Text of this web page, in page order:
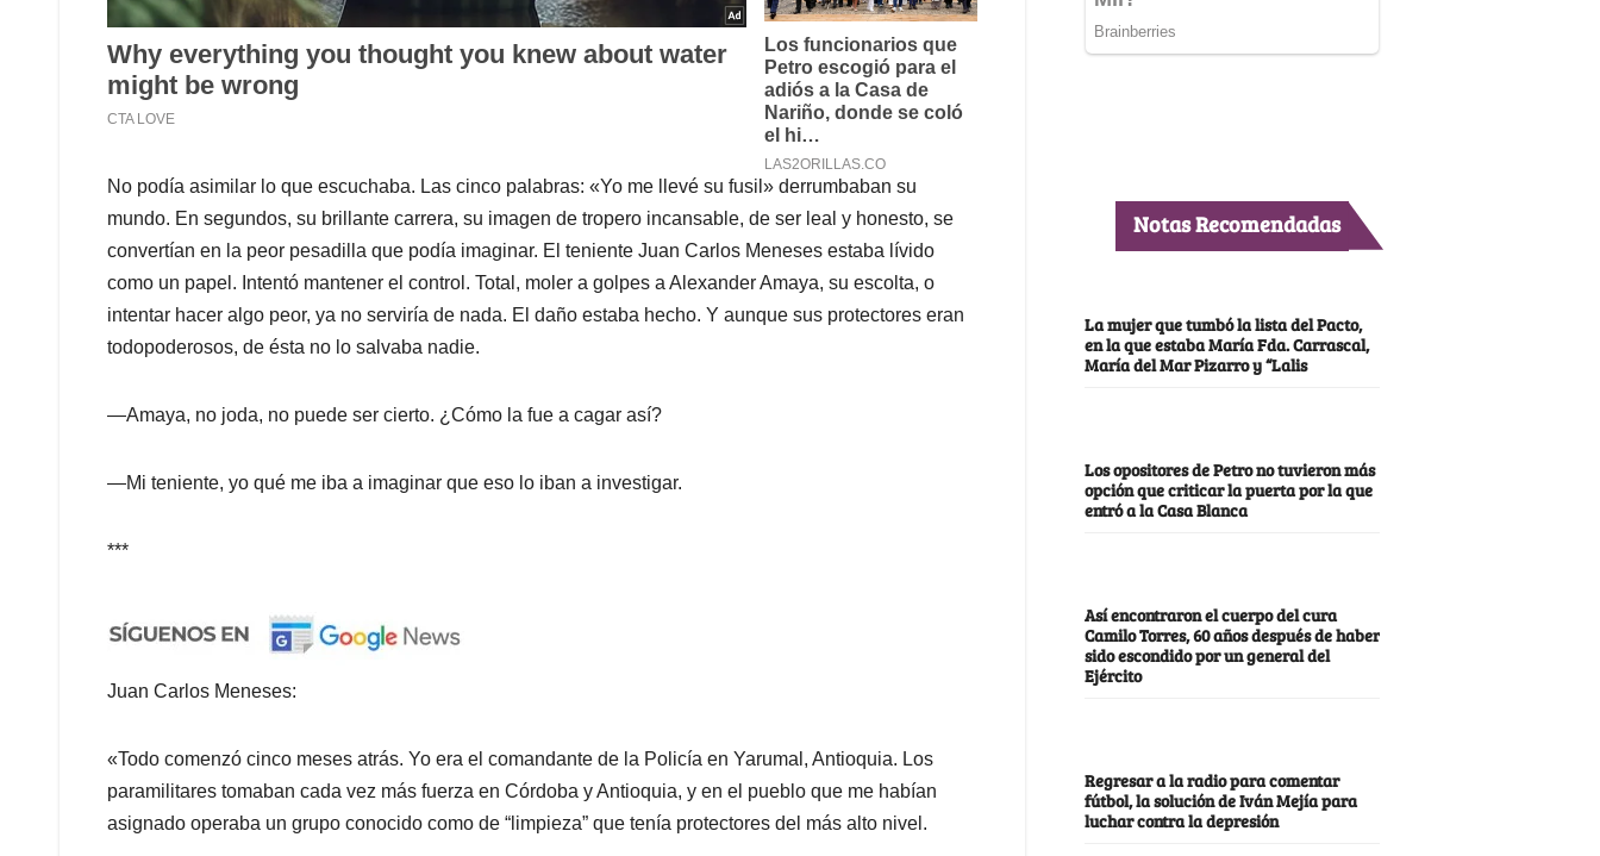
No podía asimilar lo que escuchaba. Las cinco palabras: «Yo me llevé su fusil» derrumbaban su
mundo. En segundos, su brillante carrera, su imagen de tropero incansable, de ser leal y honesto, se
convertían en la peor pesadilla que podía imaginar. El teniente Juan Carlos Meneses estaba lívido
como un papel. Intentó mantener el control. Total, moler a golpes a Alexander Amaya, su escolta, o
intentar hacer algo peor, ya no serviría de nada. El daño estaba hecho. Y aunque sus protectores eran
todopoderosos, de ésta no lo salvaba nadie.
—Amaya, no joda, no puede ser cierto. ¿Cómo la fue a cagar así?
—Mi teniente, yo qué me iba a imaginar que eso lo iban a investigar.
***
Juan Carlos Meneses:
«Todo comenzó cinco meses atrás. Yo era el comandante de la Policía en Yarumal, Antioquia. Los
paramilitares tomaban cada vez más fuerza en Córdoba y Antioquia, y en el pueblo que me habían
asignado operaba un grupo conocido como de “limpieza” que tenía protectores del más alto nivel.
Notas Recomendadas
La mujer que tumbó la lista del Pacto,
en la que estaba María Fda. Carrascal,
María del Mar Pizarro y “Lalis
Los opositores de Petro no tuvieron más
opción que criticar la puerta por la que
entró a la Casa Blanca
Así encontraron el cuerpo del cura
Camilo Torres, 60 años después de haber
sido escondido por un general del
Ejército
Regresar a la radio para comentar
fútbol, la solución de Iván Mejía para
luchar contra la depresión